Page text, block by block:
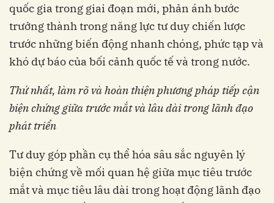
quốc gia trong giai đoạn mới, phản ánh bước
trưởng thành trong năng lực tư duy chiến lược
trước những biến động nhanh chóng, phức tạp và
khó dự báo của bối cảnh quốc tế và trong nước.
Thứ nhất, làm rõ và hoàn thiện phương pháp tiếp cận
biện chứng giữa trước mắt và lâu dài trong lãnh đạo
phát triển
Tư duy góp phần cụ thể hóa sâu sắc nguyên lý
biện chứng về mối quan hệ giữa mục tiêu trước
mắt và mục tiêu lâu dài trong hoạt động lãnh đạo